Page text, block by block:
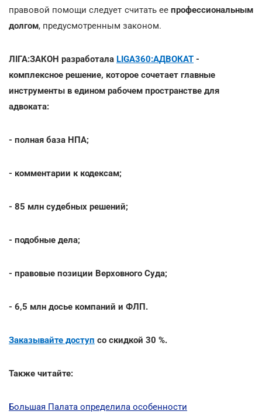
правовой помощи следует считать еепрофессиональным
долгом, предусмотренным законом.
ЛІГА:ЗАКОН разработала LIGA360:АДВОКАТ -
комплексное решение, которое сочетает главные
инструменты в едином рабочем пространстве для
адвоката:
- полная база НПА;
- комментарии к кодексам;
- 85 млн судебных решений;
- подобные дела;
- правовые позиции Верховного Суда;
- 6,5 млн досье компаний и ФЛП.
Заказывайте доступ со скидкой 30 %.
Также читайте:
Большая Палата определила особенности